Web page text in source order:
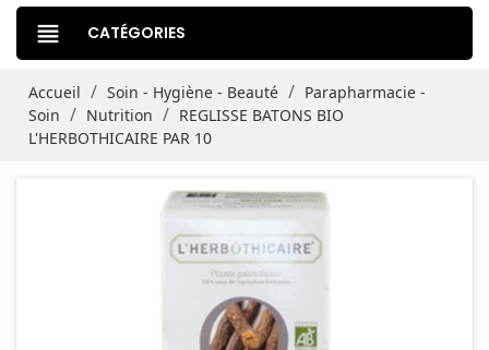
view_headline CATÉGORIES
Accueil Soin - Hygiène - Beauté
Parapharmacie -
Soin
Nutrition
REGLISSE BATONS BIO
L'HERBOTHICAIRE PAR 10